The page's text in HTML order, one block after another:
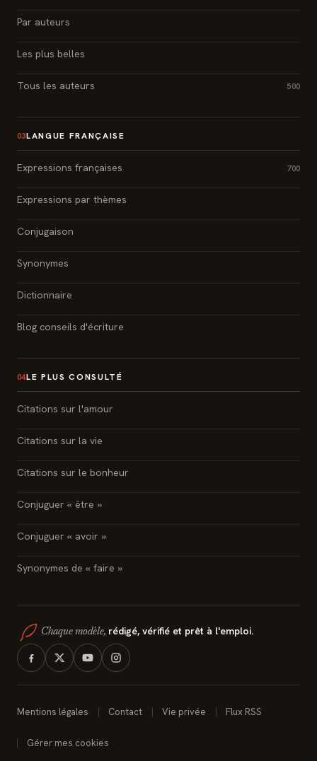
Par auteurs
Les plus belles
Tous les auteurs 500
03LANGUE FRANÇAISE
Expressions françaises 700
Expressions par thèmes
Conjugaison
Synonymes
Dictionnaire
Blog conseils d'écriture
04LE PLUS CONSULTÉ
Citations sur l'amour
Citations sur la vie
Citations sur le bonheur
Conjuguer « être »
Conjuguer « avoir »
Synonymes de « faire »
Chaque modèle, rédigé, vérifié et prêt à l'emploi.
Mentions légales Contact Vie privée Flux RSS
Gérer mes cookies